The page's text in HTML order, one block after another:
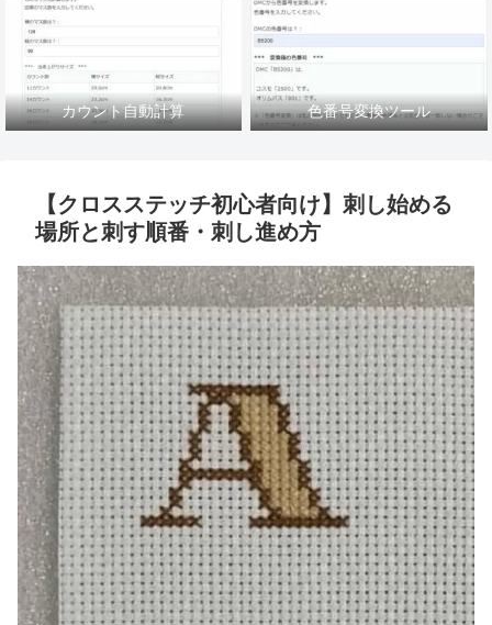
カウント自動計算 色番号変換ツール
【クロスステッチ初心者向け】刺し始める
場所と刺す順番・刺し進め方